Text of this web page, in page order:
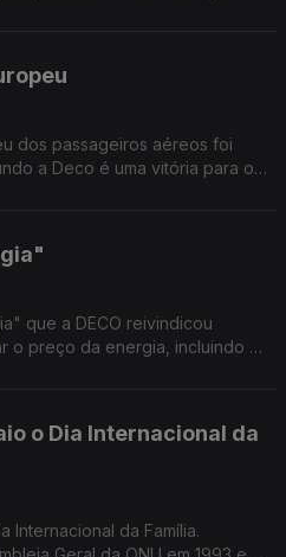
dos passageiros aéreos foi
a Deco é uma vitória para os
que a DECO reivindicou
o preço da energia, incluindo o
o Dia Internacional da
Internacional da Família.